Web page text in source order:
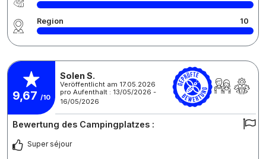
Region 10
9,67 /10
Solen S.
Veröffentlicht am 17.05.2026
pro Aufenthalt : 13/05/2026 -
16/05/2026
Bewertung des Campingplatzes :
Super séjour